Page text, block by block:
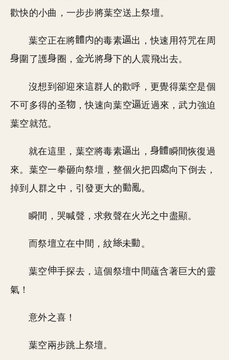
歡快的小曲，一步步將葉空送上祭壇。
葉空正在將 的毒素
出，快速用符咒在周
圍了護
圈，金 將 下的人震飛出去。
沒想到卻迎來這群人的歡呼，更覺得葉空是個
不可多得的圣
，快速向葉空
近過來，武力強迫
葉空就范。
就在這里，葉空將毒素 出，
瞬間恢復過
來。葉空一拳砸向祭壇，整個火把四
向下倒去，
掉到人群之中，引發更大的
。
瞬間，哭喊聲，求救聲在火 之中盡顯。
而祭壇立在中間，紋 未 。
葉空
手探去，這個祭壇中間蘊含著巨大的靈
氣！
意外之喜！
葉空兩步跳上祭壇。